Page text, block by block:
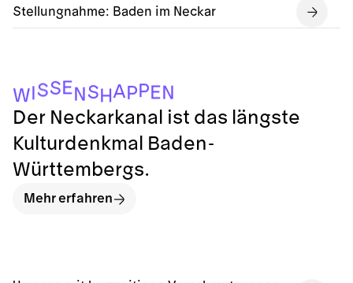
Stellungnahme: Baden im Neckar
WISSENSHA P PEN
Der Neckarkanal ist das längste
Kulturdenkmal Baden-
Württembergs.
Mehr erfahren